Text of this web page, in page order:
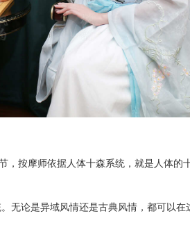
按摩师依据人体十森系统，就是人体的
无论是异域风情还是古典风情，都可以在